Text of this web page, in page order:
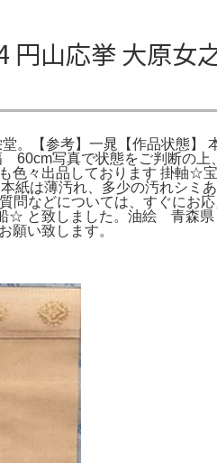
山応挙 大原女
。【参考】一晁【作品状態
をご判断の上、宜し
おります 掛軸☆宝船☆
紙は薄汚れ、多少の汚れシミ
などについては、すぐにお
しました。油絵 青森県
い致します。